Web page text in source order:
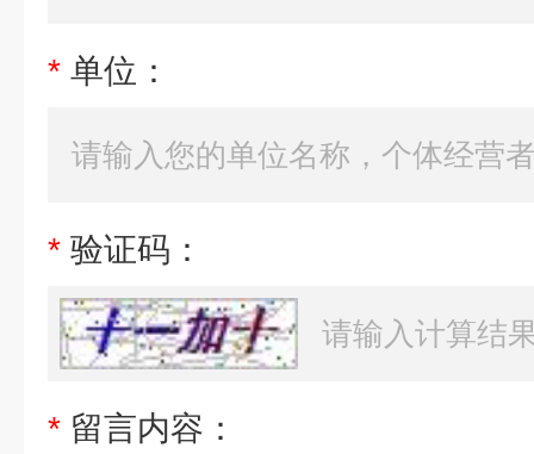
* 单位：
* 验证码：
* 留言内容：